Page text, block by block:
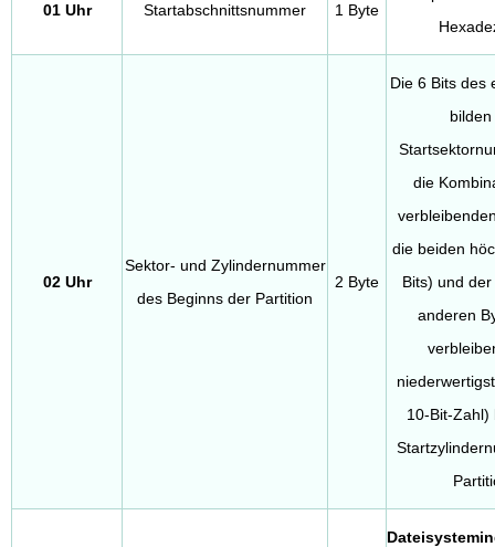
01 Uhr Startabschnittsnummer 1 Byte
02 Uhr
Sektor- und Zylindernummer
des Beginns der Partition
2 Byte
Die 6 Bits des
die
die beiden
Bits) und
anderen
10-Bit-Zahl)